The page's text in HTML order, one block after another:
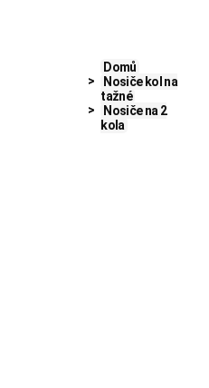
Domů
Nosiče kol na
tažné
Nosiče na 2
kola